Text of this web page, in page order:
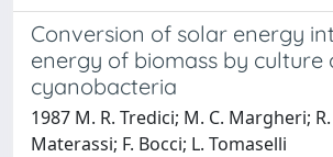
Conversion of solar energy
energy of biomass by culture
cyanobacteria
1987 M. R. Tredici; M. C. Margheri;
Materassi; F. Bocci; L. Tomaselli